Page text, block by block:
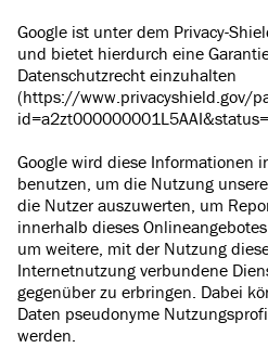
Google ist unter dem Privacy-
und bietet hierdurch eine
Datenschutzrecht einzuhalten
(https://www.privacyshield.gov/
Google wird diese Informationen
benutzen, um die Nutzung
die Nutzer auszuwerten, um
innerhalb dieses
um weitere, mit der Nutzung
Internetnutzung verbundene
gegenüber zu erbringen. Dabei
Daten pseudonyme
werden.